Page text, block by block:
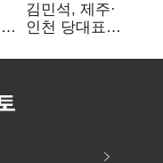
김민석, 제주·
인천 당대표